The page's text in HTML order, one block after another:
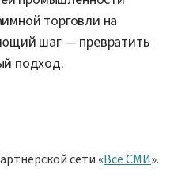
торговли на
шаг — превратить
подход.
сети «Все СМИ».